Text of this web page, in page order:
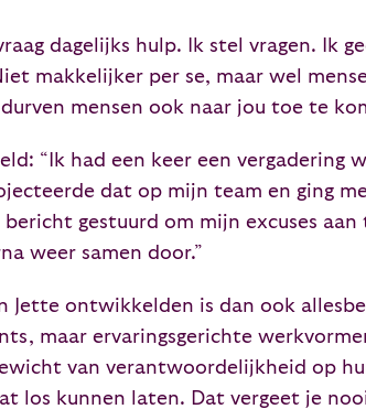
dagelijks hulp. Ik stel vragen. Ik
makkelijker per se, maar wel
mensen ook naar jou toe te
“Ik had een keer een
dat op mijn team en ging
gestuurd om mijn excuses
weer samen door.”
Jette ontwikkelden is dan ook
maar ervaringsgerichte
van verantwoordelijkheid op
los kunnen laten. Dat vergeet je